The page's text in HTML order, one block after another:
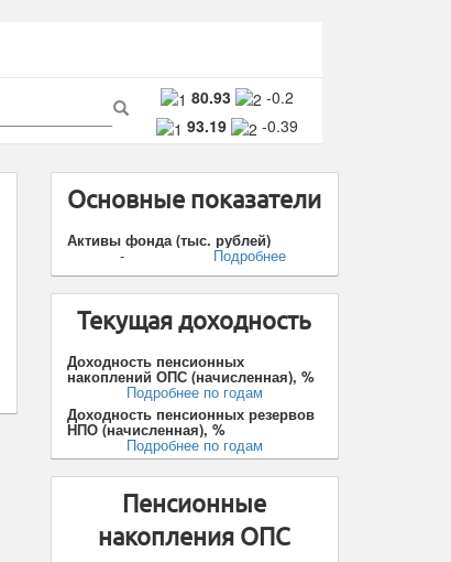
80.93
-0.2
93.19
-0.39
Поиск
Основные показатели
Активы фонда (тыс. рублей)
- Подробнее
Текущая доходность
Доходность пенсионных
накоплений ОПС (начисленная), %
Подробнее по годам
Доходность пенсионных резервов
НПО (начисленная), %
Подробнее по годам
Пенсионные
накопления ОПС